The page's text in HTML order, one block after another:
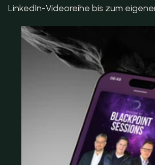
LinkedIn-Videoreihe bis zum